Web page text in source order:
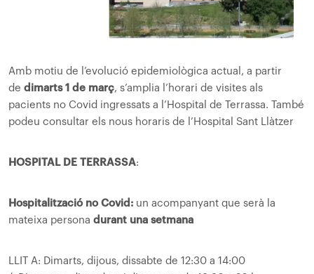
Amb motiu de l’evolució epidemiològica actual, a partir
de dimarts 1 de març, s’amplia l’horari de visites als
pacients no Covid ingressats a l’Hospital de Terrassa. També
podeu consultar els nous horaris de l’Hospital Sant Llàtzer
HOSPITAL DE TERRASSA:
Hospitalització no Covid: un acompanyant que serà la
mateixa persona durant una setmana
LLIT A: Dimarts, dijous, dissabte de 12:30 a 14:00